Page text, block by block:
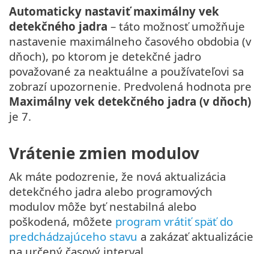
Automaticky nastaviť maximálny vek
detekčného jadra – táto možnosť umožňuje
nastavenie maximálneho časového obdobia (v
dňoch), po ktorom je detekčné jadro
považované za neaktuálne a používateľovi sa
zobrazí upozornenie. Predvolená hodnota pre
Maximálny vek detekčného jadra (v dňoch)
je 7.
Vrátenie zmien modulov
Ak máte podozrenie, že nová aktualizácia
detekčného jadra alebo programových
modulov môže byť nestabilná alebo
poškodená, môžete program vrátiť späť do
predchádzajúceho stavu a zakázať aktualizácie